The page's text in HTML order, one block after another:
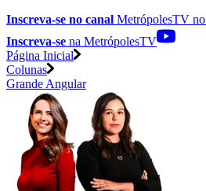
Inscreva-se no canal MetrópolesTV no
Inscreva-se na MetrópolesTV
Página Inicial
Colunas
Grande Angular